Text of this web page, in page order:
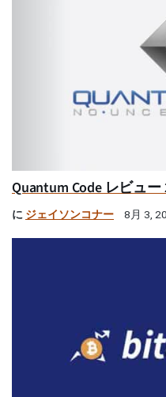
Quantum Code レビュ
に ジェイソンコナー 8月 3,